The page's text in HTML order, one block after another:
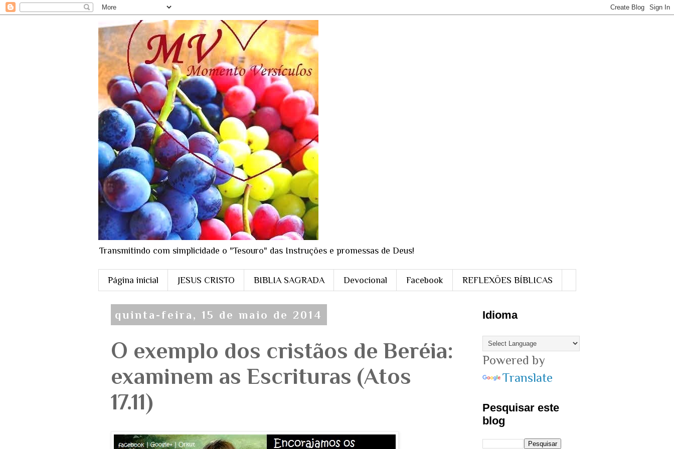
Transmitindo com simplicidade o "Tesouro" das Instruções e promessas de Deus!
Página inicial JESUS CRISTO BIBLIA SAGRADA Devocional Facebook REFLEXÕES BÍBLICAS
quinta-feira, 15 de maio de 2014
O exemplo dos cristãos de Beréia:
examinem as Escrituras (Atos
17.11)
Idioma
Powered by
Translate
Pesquisar este
blog